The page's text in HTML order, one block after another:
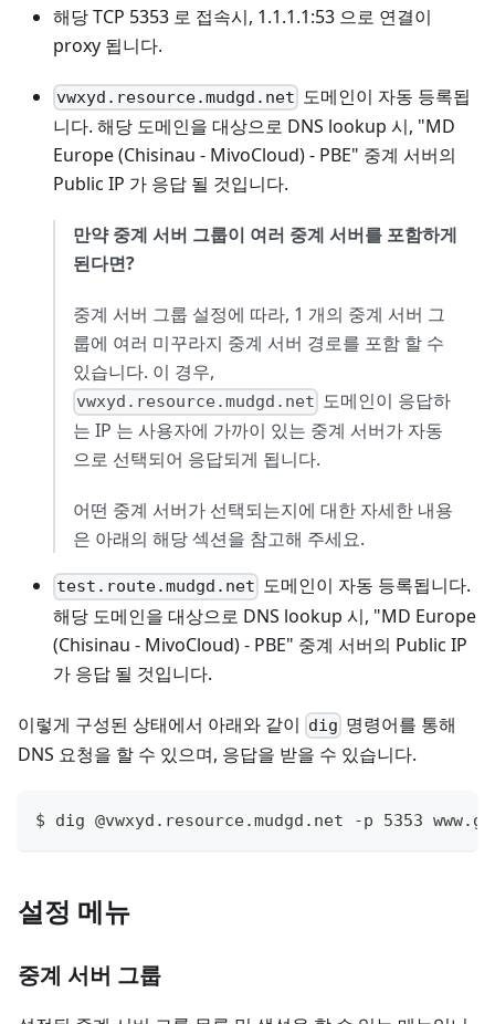
해당 TCP 5353 로 접속시, 1.1.1.1:53 으로 연결이
proxy 됩니다.
vwxyd.resource.mudgd.net 도메인이 자동 등록됩
니다. 해당 도메인을 대상으로 DNS lookup 시, "MD
Europe (Chisinau - MivoCloud) - PBE" 중계 서버의
Public IP 가 응답 될 것입니다.
만약 중계 서버 그룹이 여러 중계 서버를 포함하게
된다면?
중계 서버 그룹 설정에 따라, 1 개의 중계 서버 그
룹에 여러 미꾸라지 중계 서버 경로를 포함 할 수
있습니다. 이 경우,
vwxyd.resource.mudgd.net 도메인이 응답하
는 IP 는 사용자에 가까이 있는 중계 서버가 자동
으로 선택되어 응답되게 됩니다.
어떤 중계 서버가 선택되는지에 대한 자세한 내용
은 아래의 해당 섹션을 참고해 주세요.
test.route.mudgd.net 도메인이 자동 등록됩니다.
해당 도메인을 대상으로 DNS lookup 시, "MD Europe
(Chisinau - MivoCloud) - PBE" 중계 서버의 Public IP
가 응답 될 것입니다.
이렇게 구성된 상태에서 아래와 같이 dig 명령어를 통해
DNS 요청을 할 수 있으며, 응답을 받을 수 있습니다.
$ dig @vwxyd.resource.mudgd.net -p 5353
설정 메뉴
중계 서버 그룹